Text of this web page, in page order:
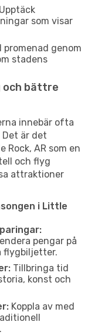
Upptäck
som visar
promenad genom
stadens
och bättre
innebär ofta
är det
AR som en
och flyg
attraktioner
i Little
pengar på
flygbiljetter.
Tillbringa tid
konst och
Koppla av med